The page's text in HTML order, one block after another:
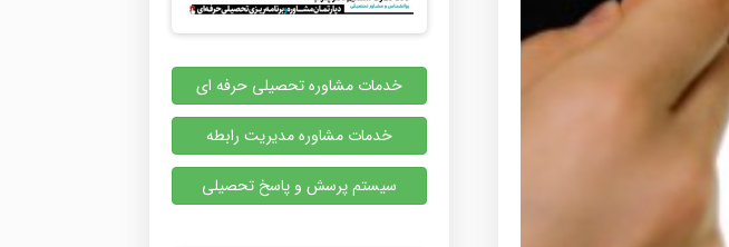
خدمات مشاوره تحصیلی حرفه ای
خدمات مشاوره مدیریت رابطه
سیستم پرسش و پاسخ تحصیلی